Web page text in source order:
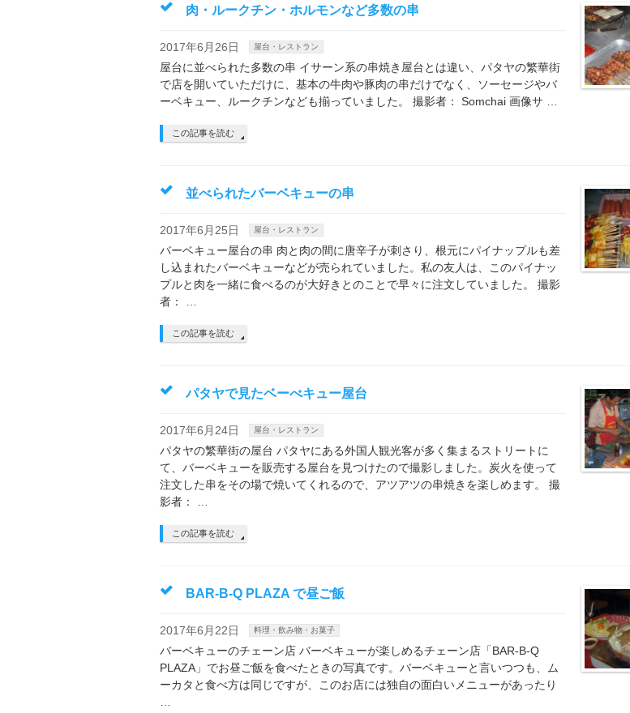
肉・ルークチン・ホルモンなど多数の串
2017年6月26日 屋台・レストラン
屋台に並べられた多数の串 イサーン系の串焼き屋台とは違い、パタヤの繁華街
で店を開いていただけに、基本の牛肉や豚肉の串だけでなく、ソーセージやバ
ーベキュー、ルークチンなども揃っていました。 撮影者： Somchai 画像サ …
この記事を読む
並べられたバーベキューの串
2017年6月25日 屋台・レストラン
バーベキュー屋台の串 肉と肉の間に唐辛子が刺さり、根元にパイナップルも差
し込まれたバーベキューなどが売られていました。私の友人は、このパイナッ
プルと肉を一緒に食べるのが大好きとのことで早々に注文していました。 撮影
者： …
この記事を読む
パタヤで見たベーべキュー屋台
2017年6月24日 屋台・レストラン
パタヤの繁華街の屋台 パタヤにある外国人観光客が多く集まるストリートに
て、バーベキューを販売する屋台を見つけたので撮影しました。炭火を使って
注文した串をその場で焼いてくれるので、アツアツの串焼きを楽しめます。 撮
影者： …
この記事を読む
BAR-B-Q PLAZA で昼ご飯
2017年6月22日 料理・飲み物・お菓子
バーベキューのチェーン店 バーベキューが楽しめるチェーン店「BAR-B-Q
PLAZA」でお昼ご飯を食べたときの写真です。バーベキューと言いつつも、ム
ーカタと食べ方は同じですが、このお店には独自の面白いメニューがあったり